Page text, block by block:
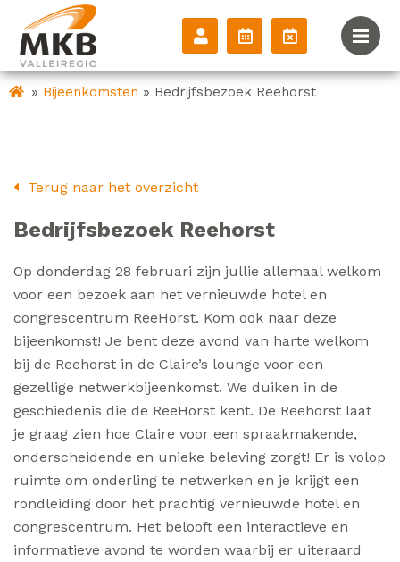
» Bijeenkomsten » Bedrijfsbezoek Reehorst
Terug naar het overzicht
Bedrijfsbezoek Reehorst
Op donderdag 28 februari zijn jullie allemaal welkom
voor een bezoek aan het vernieuwde hotel en
congrescentrum ReeHorst. Kom ook naar deze
bijeenkomst! Je bent deze avond van harte welkom
bij de Reehorst in de Claire’s lounge voor een
gezellige netwerkbijeenkomst. We duiken in de
geschiedenis die de ReeHorst kent. De Reehorst laat
je graag zien hoe Claire voor een spraakmakende,
onderscheidende en unieke beleving zorgt! Er is volop
ruimte om onderling te netwerken en je krijgt een
rondleiding door het prachtig vernieuwde hotel en
congrescentrum. Het belooft een interactieve en
informatieve avond te worden waarbij er uiteraard